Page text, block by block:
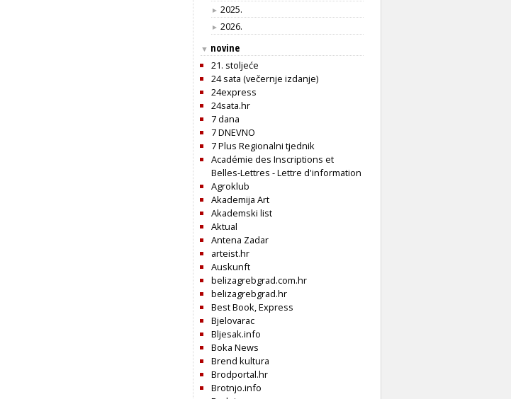
► 2025.
► 2026.
▼ novine
21. stoljeće
24 sata (večernje izdanje)
24express
24sata.hr
7 dana
7 DNEVNO
7 Plus Regionalni tjednik
Académie des Inscriptions et
Belles-Lettres - Lettre d'information
Agroklub
Akademija Art
Akademski list
Aktual
Antena Zadar
arteist.hr
Auskunft
belizagrebgrad.com.hr
belizagrebgrad.hr
Best Book, Express
Bjelovarac
Bljesak.info
Boka News
Brend kultura
Brodportal.hr
Brotnjo.info